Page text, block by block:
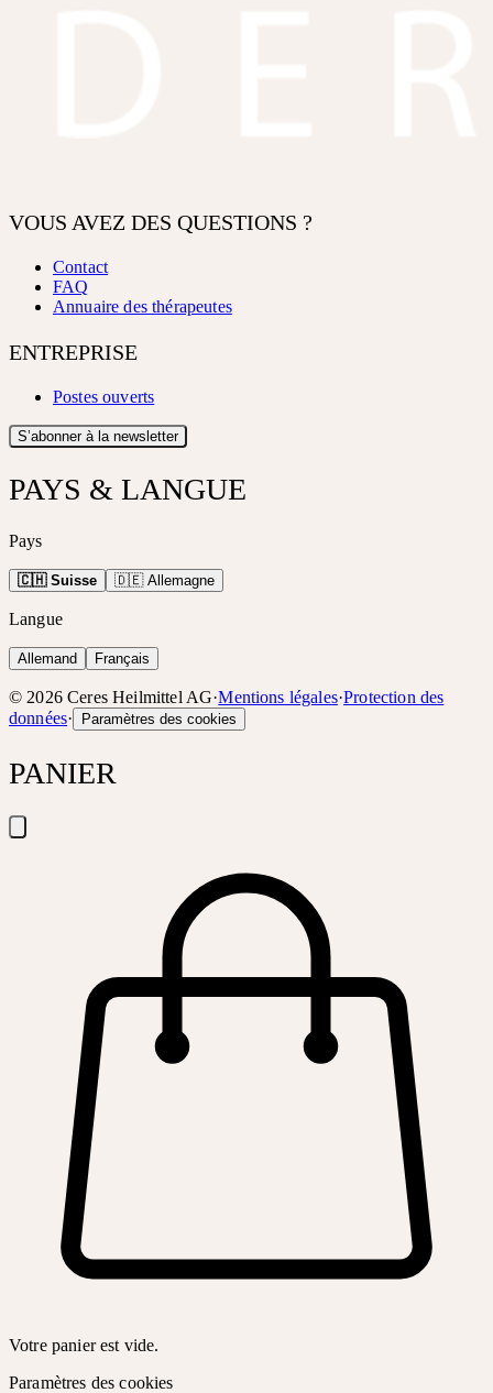
VOUS AVEZ DES QUESTIONS ?
Contact
FAQ
Annuaire des thérapeutes
ENTREPRISE
Postes ouverts
S’abonner à la newsletter
PAYS & LANGUE
Pays
🇨🇭 Suisse 🇩🇪 Allemagne
Langue
Allemand Français
©2026 Ceres Heilmittel AG·Mentions légales·Protection des
données· Paramètres des cookies
PANIER
Votre panier est vide.
Paramètres des cookies